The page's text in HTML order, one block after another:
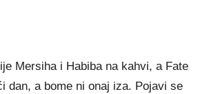
Mersiha i Habiba na kahvi, a Fate
dan, a bome ni onaj iza. Pojavi se